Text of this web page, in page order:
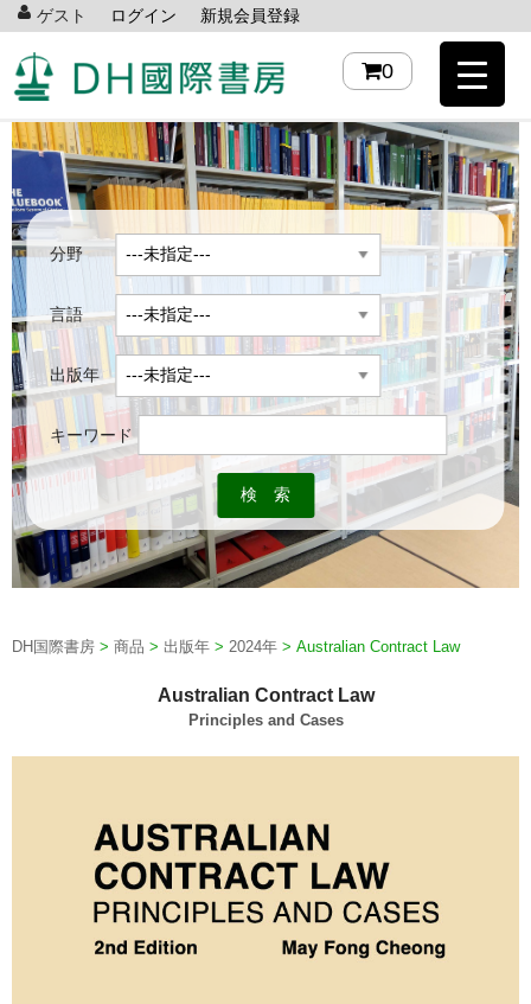
ゲスト ログイン 新規会員登録
0
分野
言語
出版年
キーワード
DH国際書房 > 商品 > 出版年 > 2024年 > Australian Contract Law
Australian Contract Law
Principles and Cases